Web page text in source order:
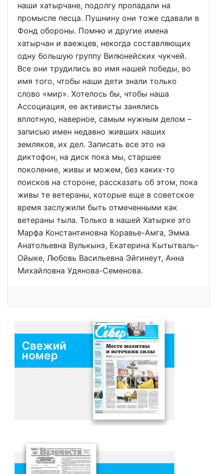
наши хатырчане, подолгу пропадали на
промысле песца. Пушнину они тоже сдавали в
Фонд обороны. Помню и другие имена
хатырчан и ваежцев, некогда составляющих
одну большую группу Вилюнейских чукчей.
Все они трудились во имя нашей победы, во
имя того, чтобы наши дети знали только
слово «мир». Хотелось бы, чтобы наша
Ассоциация, ее активисты занялись
вплотную, наверное, самым нужным делом –
записью имен недавно живших наших
земляков, их дел. Записать все это на
диктофон, на диск пока мы, старшее
поколение, живы и можем, без каких-то
поисков на стороне, рассказать об этом, пока
живы те ветераны, которые еще в советское
время заслужили быть отмеченными как
ветераны тыла. Только в нашей Хатырке это
Марфа Константиновна Коравье-Амга, Эмма
Анатольевна Вулькынэ, Екатерина Кытытваль-
Ойыке, Любовь Васильевна Эйгинеут, Анна
Михайловна Удянова-Семенова.
Свежий
номер